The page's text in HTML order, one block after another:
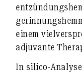
einem
adjuvante
In silico-